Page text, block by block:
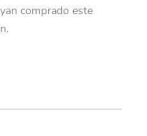
comprado este